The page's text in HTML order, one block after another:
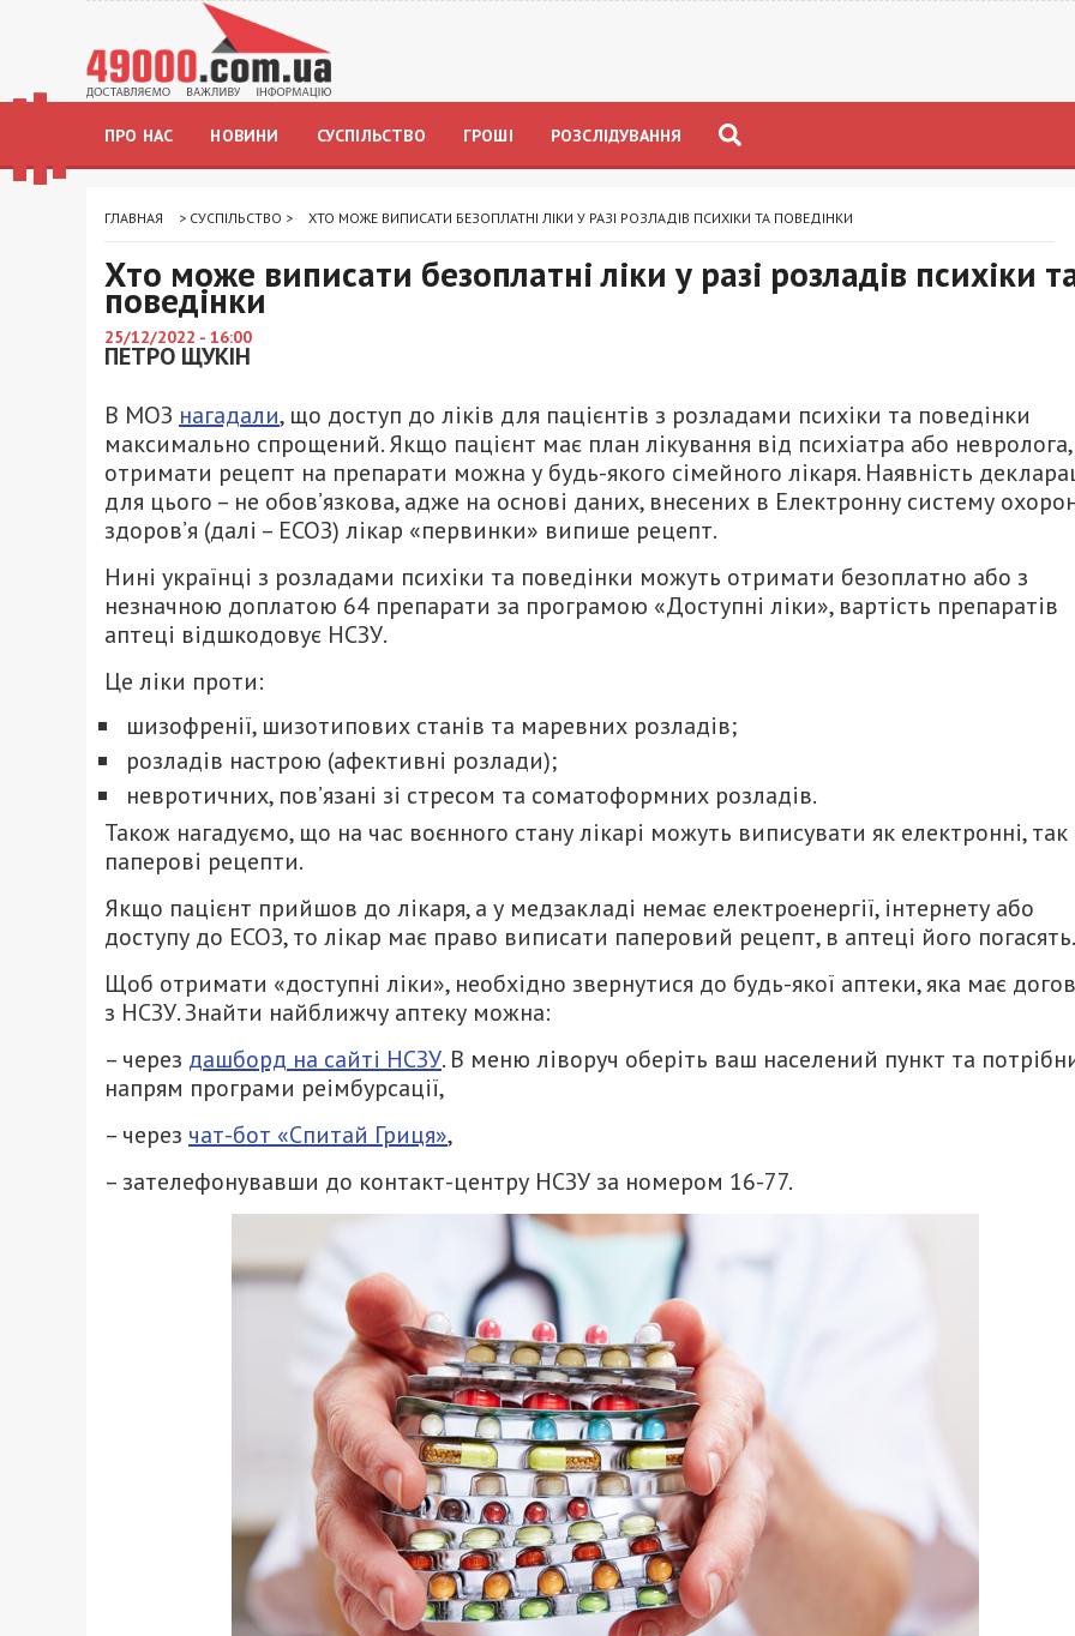
ПРО НАС НОВИНИ СУСПІЛЬСТВО ГРОШІ РОЗСЛІДУВАННЯ
ГЛАВНАЯ > СУСПІЛЬСТВО > ХТО МОЖЕ ВИПИСАТИ БЕЗОПЛАТНІ ЛІКИ У РАЗІ РОЗЛАДІВ ПСИХІКИ ТА ПОВЕДІНКИ
Хто може виписати безоплатні ліки у разі розладів психіки
поведінки
25/12/2022 - 16:00
ПЕТРО ЩУКІН
В МОЗ нагадали, що доступ до ліків для пацієнтів з розладами психіки та поведінки
максимально спрощений. Якщо пацієнт має план лікування від психіатра або невролога,
отримати рецепт на препарати можна у будь-якого сімейного лікаря. Наявність
для цього – не обов’язкова, адже на основі даних, внесених в Електронну систему
здоров’я (далі – ЕСОЗ) лікар «первинки» випише рецепт.
Нині українці з розладами психіки та поведінки можуть отримати безоплатно або з
незначною доплатою 64 препарати за програмою «Доступні ліки», вартість препаратів
аптеці відшкодовує НСЗУ.
Це ліки проти:
шизофренії, шизотипових станів та маревних розладів;
розладів настрою (афективні розлади);
невротичних, пов’язані зі стресом та соматоформних розладів.
Також нагадуємо, що на час воєнного стану лікарі можуть виписувати як електронні, так
паперові рецепти.
Якщо пацієнт прийшов до лікаря, а у медзакладі немає електроенергії, інтернету або
доступу до ЕСОЗ, то лікар має право виписати паперовий рецепт, в аптеці його погасять.
Щоб отримати «доступні ліки», необхідно звернутися до будь-якої аптеки, яка має
з НСЗУ. Знайти найближчу аптеку можна:
– через дашборд на сайті НСЗУ. В меню ліворуч оберіть ваш населений пункт та
напрям програми реімбурсації,
– через чат-бот «Спитай Гриця»,
– зателефонувавши до контакт-центру НСЗУ за номером 16-77.